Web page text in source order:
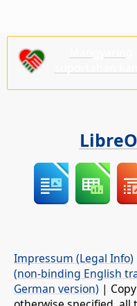
Impressum (Legal Info)
(non-binding English
German version) |